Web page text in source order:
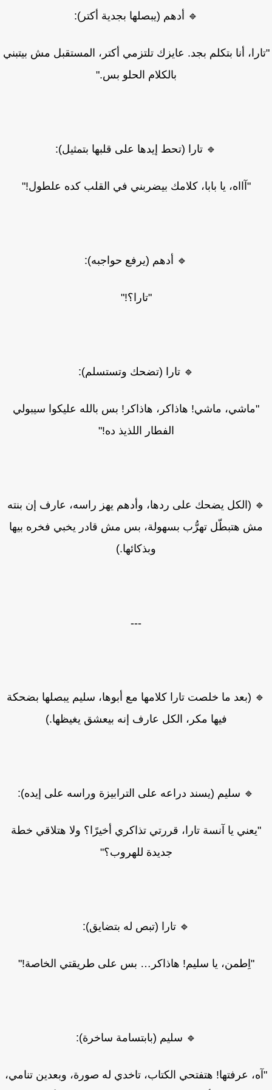
🔹 أدهم (يبصلها بجدية أكتر):
أنا بتكلم بجد. عايزك تلتزمي أكتر، المستقبل مش بيتبني
بالكلام الحلو بس."
🔹 تارا (تحط إيدها على قلبها بتمثيل):
"آااه، يا بابا، كلامك بيضربني في القلب كده علطول!"
🔹 أدهم (يرفع حواجبه):
"تارا؟!"
🔹 تارا (تضحك وتستسلم):
"ماشي، ماشي! هاذاكر، هاذاكر! بس بالله عليكوا سيبولي
الفطار اللذيذ ده!"
(الكل يضحك على ردها، وأدهم يهز راسه، عارف إن بنته
هتبطّل تهرُّب بسهولة، بس مش قادر يخبي فخره بيها
وبذكائها.)
(بعد ما خلصت تارا كلامها مع أبوها، سليم يبصلها بضحكة
فيها مكر، الكل عارف إنه بيعشق يغيظها.)
🔹 سليم (يسند دراعه على الترابيزة وراسه على إيده):
"يعني يا آنسة تارا، قررتي تذاكري أخيرًا؟ ولا هتلاقي خطة
جديدة للهروب؟"
🔹 تارا (تبص له بتضايق):
"اِطمن، يا سليم! هاذاكر… بس على طريقتي الخاصة!"
🔹 سليم (بابتسامة ساخرة):
عرفتها! هتفتحي الكتاب، تاخدي له صورة، وبعدين تنامي،